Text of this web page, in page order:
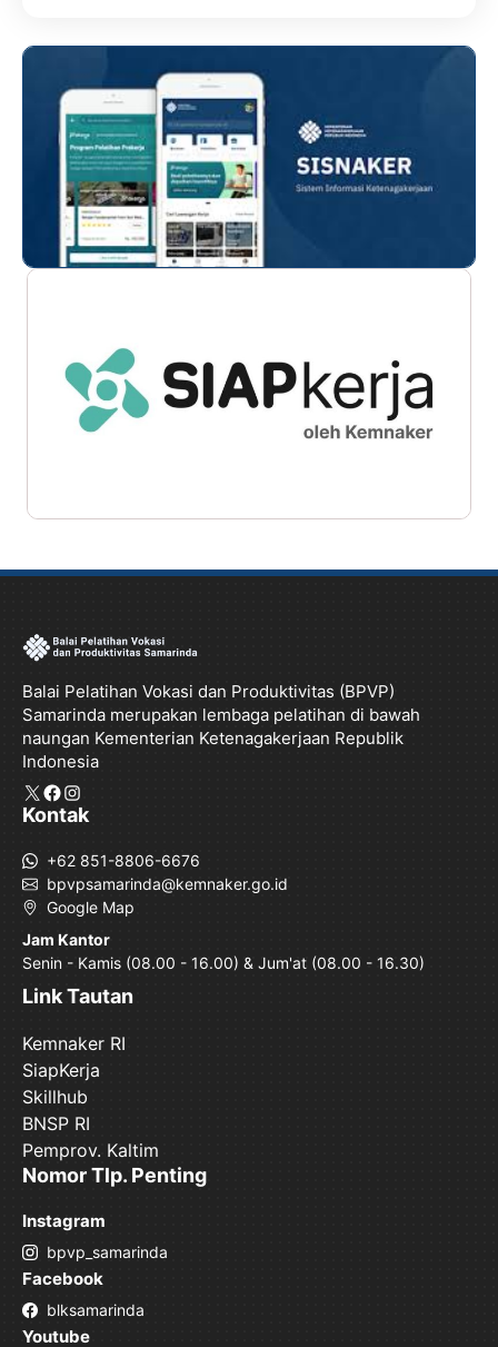
Balai Pelatihan Vokasi dan Produktivitas (BPVP)
Samarinda merupakan lembaga pelatihan di bawah
naungan Kementerian Ketenagakerjaan Republik
Indonesia
X Facebook
Instagram
Kontak
+62 851-8806-6676
bpvpsamarinda@kemnaker.go.id
Google Map
Jam Kantor
Senin - Kamis (08.00 - 16.00) & Jum'at (08.00 - 16.30)
Link Tautan
Kemnaker RI
SiapKerja
Skillhub
BNSP RI
Pemprov. Kaltim
Nomor Tlp. Penting
Instagram
bpvp_samarinda
Facebook
blksamarinda
Youtube